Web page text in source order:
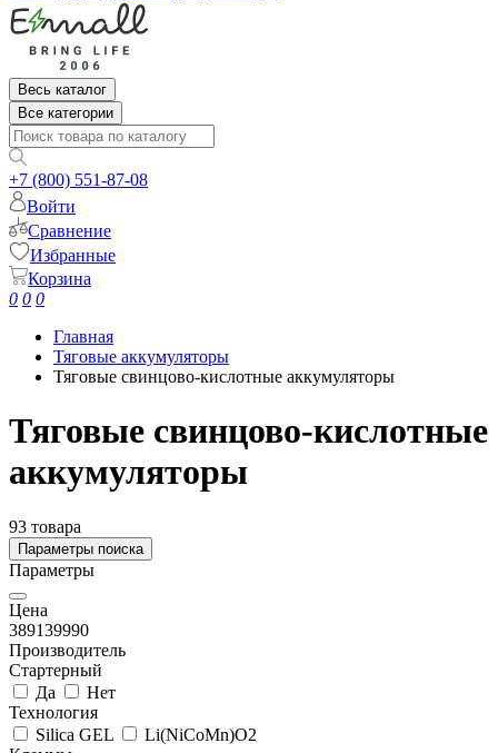
Весь каталог
Все категории
+7 (800) 551-87-08
Войти
Сравнение
Избранные
Корзина
0 0 0
Главная
Тяговые аккумуляторы
Тяговые свинцово-кислотные аккумуляторы
Тяговые свинцово-кислотные
аккумуляторы
93 товара
Параметры поиска
Параметры
Цена
389139990
Производитель
Стартерный
Да
Нет
Технология
Silica GEL
Li(NiCoMn)O2